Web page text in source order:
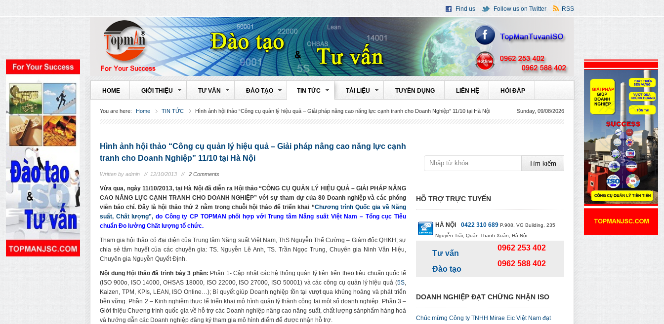
Find us Follow us on Twitter RSS
HOME GIỚI THIỆU TƯ VẤN ĐÀO TẠO TIN TỨC TÀI LIỆU TUYỂN DỤNG LIÊN HỆ HỎI ĐÁP
You are here: Home TIN TỨC Hình ảnh hội thảo “Công cụ quản lý hiệu quả – Giải pháp nâng cao năng lực cạnh tranh cho Doanh Nghiệp” 11/10 tại Hà Nội Sunday, 09/08/2026
Hình ảnh hội thảo “Công cụ quản lý hiệu quả – Giải pháp nâng cao năng lực cạnh
tranh cho Doanh Nghiệp” 11/10 tại Hà Nội
Written by admin // 12/10/2013 // 2 Comments
Vừa qua, ngày 11/10/2013, tại Hà Nội đã diễn ra Hội thảo “CÔNG CỤ QUẢN LÝ HIỆU QUẢ – GIẢI PHÁP NÂNG
CAO NĂNG LỰC CẠNH TRANH CHO DOANH NGHIỆP” với sự tham dự của 80 Doanh nghiệp và các phóng
viên báo chí. Đây là hội thảo thứ 2 nằm trong chuỗi hội thảo để triển khai “Chương trình Quốc gia về Năng
suất, Chất lượng”, do Công ty CP TOPMAN phối hợp với Trung tâm Năng suất Việt Nam – Tổng cục Tiêu
chuẩn Đo lường Chất lượng tổ chức.
Tham gia hội thảo có đại diện của Trung tâm Năng suất Việt Nam, ThS Nguyễn Thế Cường – Giám đốc QHKH; sự
chia sẻ tâm huyết của các chuyên gia: TS. Nguyễn Lê Anh, TS. Trần Ngọc Trung, Chuyên gia Ninh Văn Hiệu,
Chuyên gia Nguyễn Quyết Định.
Nội dung Hội thảo đã trình bày 3 phần: Phần 1- Cập nhật các hệ thống quản lý tiên tiến theo tiêu chuẩn quốc tế
(ISO 900o, ISO 14000, OHSAS 18000, ISO 22000, ISO 27000, ISO 50001) và các công cụ quản lý hiệu quả (5S,
Kaizen, TPM, KPIs, LEAN, ISO Online…); Bí quyết giúp Doanh nghiệp tồn tại vượt qua khủng hoảng và phát triển
bền vững. Phần 2 – Kinh nghiệm thực tế triển khai mô hình quản lý thành công tại một số doanh nghiệp. Phần 3 –
Giới thiệu Chương trình quốc gia về hỗ trợ các Doanh nghiệp nâng cao năng suất, chất lượng sảnphẩm hàng hoá
và hướng dẫn các Doanh nghiệp đăng ký tham gia mô hình điểm để được nhận hỗ trợ.
HỖ TRỢ TRỰC TUYẾN
HÀ NỘI 0422 310 689 P.908, VG Building, 235
Nguyễn Trãi, Quận Thanh Xuân, Hà Nội
Tư vấn
0962 253 402
Đào tạo
0962 588 402
DOANH NGHIỆP ĐẠT CHỨNG NHẬN ISO
Chúc mừng Công ty TNHH Mirae Eic Việt Nam đạt